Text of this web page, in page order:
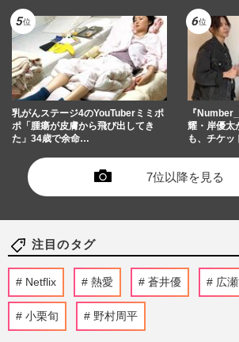
乳がんステージ4のYouTuberミミポ
ポ「腫瘍が皮膚から飛び出してき
た」34歳で余命…
『
耀・岸優太
も、チケ
7位以降を見る
注目のタグ
Netflix 熱愛 蒼井優 広
小栗旬 野村周平